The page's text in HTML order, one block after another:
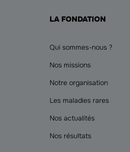
LA FONDATION
Qui sommes-nous ?
Nos missions
Notre organisation
Les maladies rares
Nos actualités
Nos résultats